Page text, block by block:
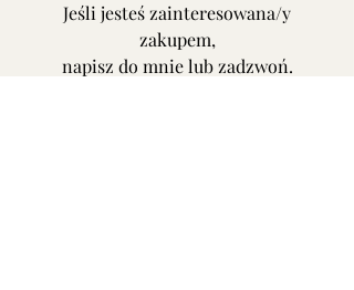
Jeśli jesteś zainteresowana/y
zakupem,
napisz do mnie lub zadzwoń.